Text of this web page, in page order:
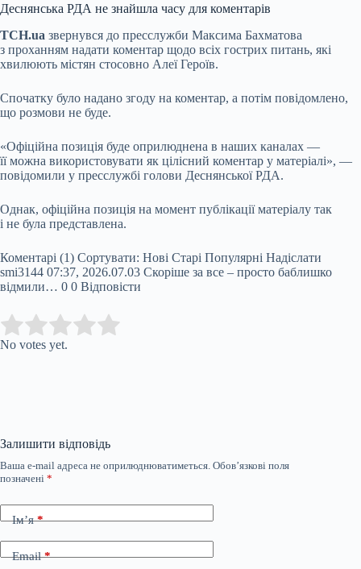
Деснянська РДА не знайшла часу для коментарів
ТСН.ua звернувся до пресслужби Максима Бахматова
з проханням надати коментар щодо всіх гострих питань, які
хвилюють містян стосовно Алеї Героїв.
Спочатку було надано згоду на коментар, а потім повідомлено,
що розмови не буде.
«Офіційна позиція буде оприлюднена в наших каналах —
її можна використовувати як цілісний коментар у матеріалі», —
повідомили у пресслужбі голови Деснянської РДА.
Однак, офіційна позиція на момент публікації матеріалу так
і не була представлена.
Коментарі (1) Сортувати: Нові Старі Популярні Надіслати
smi3144 07:37, 2026.07.03 Скоріше за все – просто баблишко
відмили… 0 0 Відповісти
Rate this item:
No votes yet.
Залишити відповідь
Ваша e-mail адреса не оприлюднюватиметься. Обов’язкові поля
позначені *
Ім’я*
Email*